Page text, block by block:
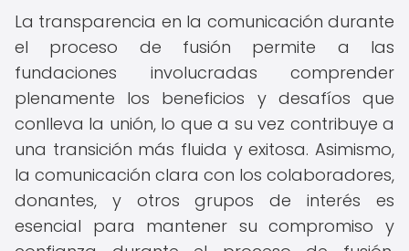
La transparencia en la comunicación durante
el proceso de fusión permite a las
fundaciones involucradas comprender
plenamente los beneficios y desafíos que
conlleva la unión, lo que a su vez contribuye a
una transición más fluida y exitosa. Asimismo,
la comunicación clara con los colaboradores,
donantes, y otros grupos de interés es
esencial para mantener su compromiso y